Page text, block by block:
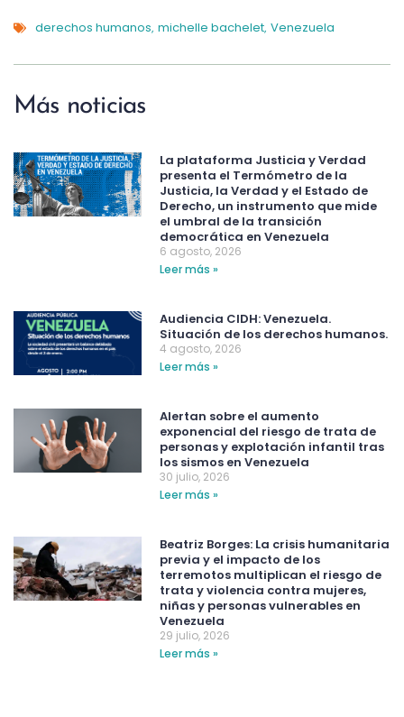
derechos humanos, michelle bachelet, Venezuela
Más noticias
La plataforma Justicia y Verdad
presenta el Termómetro de la
Justicia, la Verdad y el Estado de
Derecho, un instrumento que mide
el umbral de la transición
democrática en Venezuela
6 agosto, 2026
Leer más »
Audiencia CIDH: Venezuela.
Situación de los derechos humanos.
4 agosto, 2026
Leer más »
Alertan sobre el aumento
exponencial del riesgo de trata de
personas y explotación infantil tras
los sismos en Venezuela
30 julio, 2026
Leer más »
Beatriz Borges: La crisis humanitaria
previa y el impacto de los
terremotos multiplican el riesgo de
trata y violencia contra mujeres,
niñas y personas vulnerables en
Venezuela
29 julio, 2026
Leer más »